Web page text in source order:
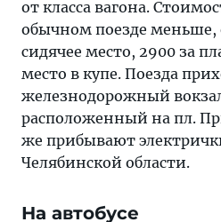
от класса вагона.
обычном поезде меньше,
сидячее место, 2900 за
место в купе. Поезда
железнодорожный
расположенный на пл.
же прибывают
Челябинской области.
На автобусе